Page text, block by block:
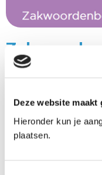
Deze website
Hieronder kun je
plaatsen.
Overdracht
In de forensische
begrippen